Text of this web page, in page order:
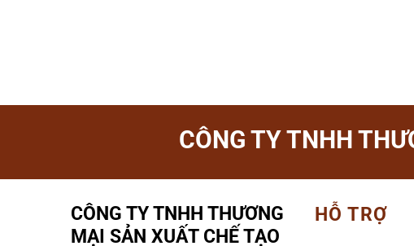
CÔNG TY TNHH
CÔNG TY TNHH THƯƠNG
MẠI SẢN XUẤT CHẾ TẠO
HỖ TRỢ